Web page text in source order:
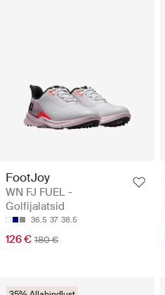
FootJoy
WN FJ FUEL -
Golfijalatsid
36.5 37 38.5
126 € 180 €